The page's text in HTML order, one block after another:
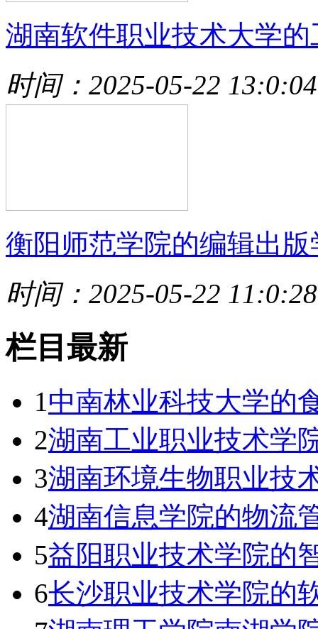
湖南软件职业技术大学的
时间：2025-05-22 13:0:04
衡阳师范学院的编辑出版
时间：2025-05-22 11:0:28
栏目最新
1中南林业科技大学的
2湖南工业职业技术学
3湖南环境生物职业技
4湖南信息学院的物流
5益阳职业技术学院的
6长沙职业技术学院的